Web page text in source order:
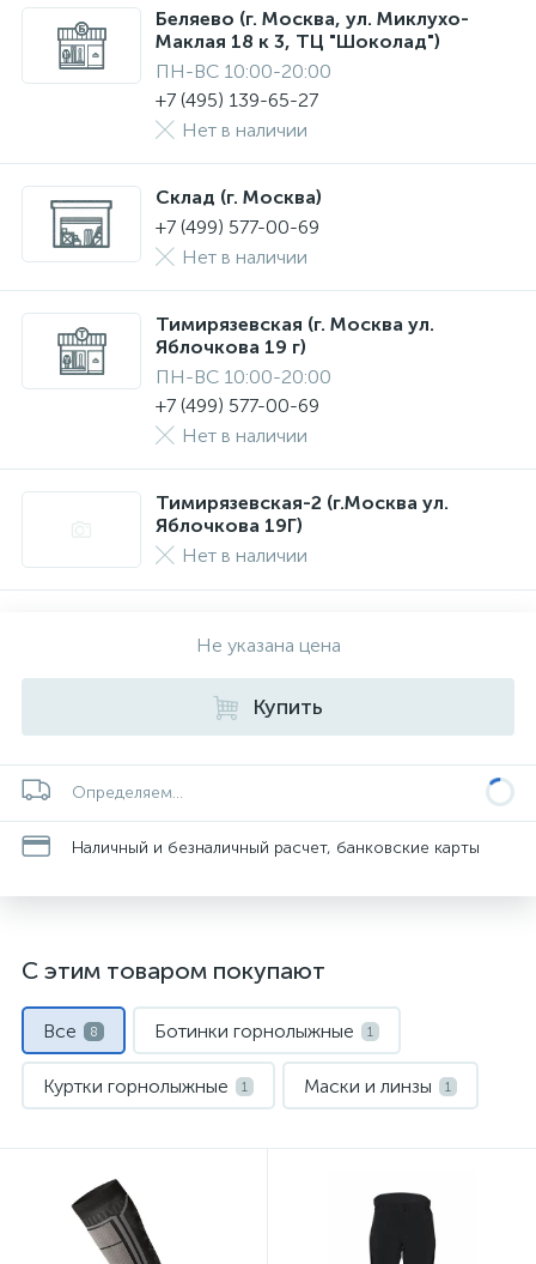
Беляево (г. Москва, ул. Миклухо-
Маклая 18 к 3, ТЦ "Шоколад")
ПН-ВС 10:00-20:00
+7 (495) 139-65-27
Нет в наличии
Склад (г. Москва)
+7 (499) 577-00-69
Нет в наличии
Тимирязевская (г. Москва ул.
Яблочкова 19 г)
ПН-ВС 10:00-20:00
+7 (499) 577-00-69
Нет в наличии
Тимирязевская-2 (г.Москва ул.
Яблочкова 19Г)
Нет в наличии
Не указана цена
Купить
Определяем...
Наличный и безналичный расчет, банковские карты
С этим товаром покупают
Все 8 Ботинки горнолыжные 1
Куртки горнолыжные 1 Маски и линзы 1
Термобелье
Штаны горнолыжные